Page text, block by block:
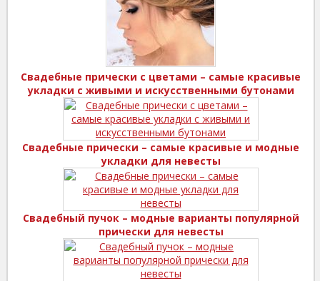
Свадебные прически с цветами – самые красивые
укладки с живыми и искусственными бутонами
Свадебные прически – самые красивые и модные
укладки для невесты
Свадебный пучок – модные варианты популярной
прически для невесты